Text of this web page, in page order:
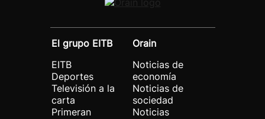
El grupo EITB
EITB
Deportes
Televisión a la
carta
Primeran
Orain
Noticias de
economía
Noticias de
sociedad
Noticias